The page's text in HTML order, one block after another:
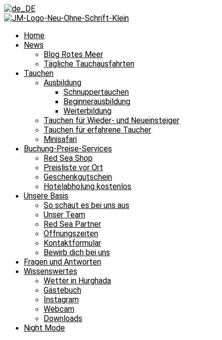
Home
News
Blog Rotes Meer
Tägliche Tauchausfahrten
Tauchen
Ausbildung
Schnuppertauchen
Beginnerausbildung
Weiterbildung
Tauchen für Wieder- und Neueinsteiger
Tauchen für erfahrene Taucher
Minisafari
Buchung-Preise-Services
Red Sea Shop
Preisliste vor Ort
Geschenkgutschein
Hotelabholung kostenlos
Unsere Basis
So schaut es bei uns aus
Unser Team
Red Sea Partner
Öffnungszeiten
Kontaktformular
Bewirb dich bei uns
Fragen und Antworten
Wissenswertes
Wetter in Hurghada
Gästebuch
Instagram
Webcam
Downloads
Night Mode